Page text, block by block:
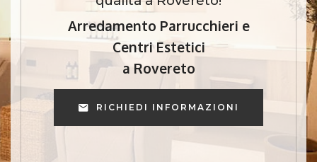
Arredamento Parrucchieri e
Centri Estetici
a Rovereto
RICHIEDI INFORMAZIONI